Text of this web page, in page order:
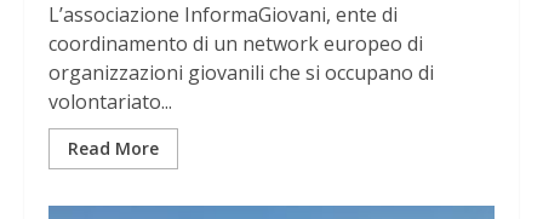
L’associazione InformaGiovani, ente di
coordinamento di un network europeo di
organizzazioni giovanili che si occupano di
volontariato...
Read More